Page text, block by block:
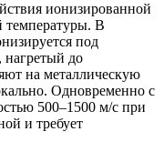
ионизированной
температуры. В
под
нагретый до
на металлическую
Одновременно с
500–1500 м/с при
и требует